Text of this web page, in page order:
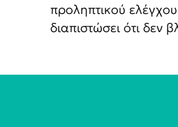
προληπτικού
διαπιστώσει ότι δεν